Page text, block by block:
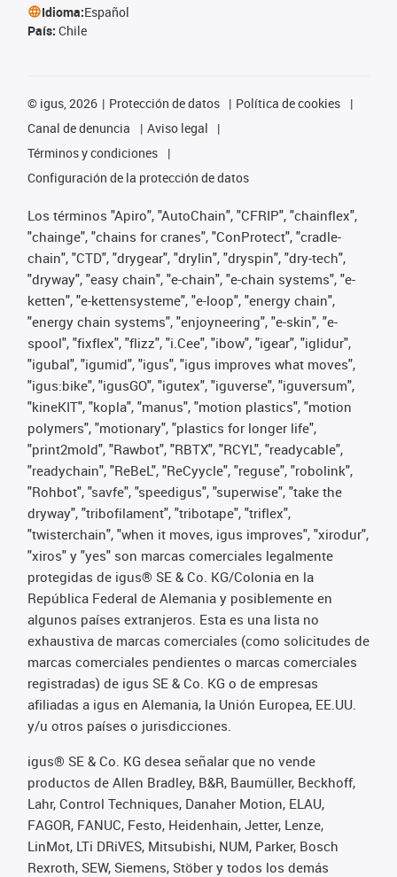
Idioma:Español
País: Chile
© igus, 2026 Protección de datos
Política de cookies
Canal de denuncia
Aviso legal
Términos y condiciones
Configuración de la protección de datos
Los términos "Apiro", "AutoChain", "CFRIP", "chainflex",
"chainge", "chains for cranes", "ConProtect", "cradle-
chain", "CTD", "drygear", "drylin", "dryspin", "dry-tech",
"dryway", "easy chain", "e-chain", "e-chain systems", "e-
ketten", "e-kettensysteme", "e-loop", "energy chain",
"energy chain systems", "enjoyneering", "e-skin", "e-
spool", "fixflex", "flizz", "i.Cee", "ibow", "igear", "iglidur",
"igubal", "igumid", "igus", "igus improves what moves",
"igus:bike", "igusGO", "igutex", "iguverse", "iguversum",
"kineKIT", "kopla", "manus", "motion plastics", "motion
polymers", "motionary", "plastics for longer life",
"print2mold", "Rawbot", "RBTX", "RCYL", "readycable",
"readychain", "ReBeL", "ReCyycle", "reguse", "robolink",
"Rohbot", "savfe", "speedigus", "superwise", "take the
dryway", "tribofilament", "tribotape", "triflex",
"twisterchain", "when it moves, igus improves", "xirodur",
"xiros" y "yes" son marcas comerciales legalmente
protegidas de igus® SE & Co. KG/Colonia en la
República Federal de Alemania y posiblemente en
algunos países extranjeros. Esta es una lista no
exhaustiva de marcas comerciales (como solicitudes de
marcas comerciales pendientes o marcas comerciales
registradas) de igus SE & Co. KG o de empresas
afiliadas a igus en Alemania, la Unión Europea, EE.UU.
y/u otros países o jurisdicciones.
igus® SE & Co. KG desea señalar que no vende
productos de Allen Bradley, B&R, Baumüller, Beckhoff,
Lahr, Control Techniques, Danaher Motion, ELAU,
FAGOR, FANUC, Festo, Heidenhain, Jetter, Lenze,
LinMot, LTi DRiVES, Mitsubishi, NUM, Parker, Bosch
Rexroth, SEW, Siemens, Stöber y todos los demás